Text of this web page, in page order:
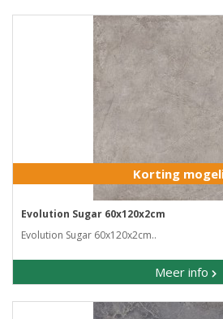
Korting
Evolution Sugar 60x120x2cm
Evolution Sugar 60x120x2cm..
Meer info